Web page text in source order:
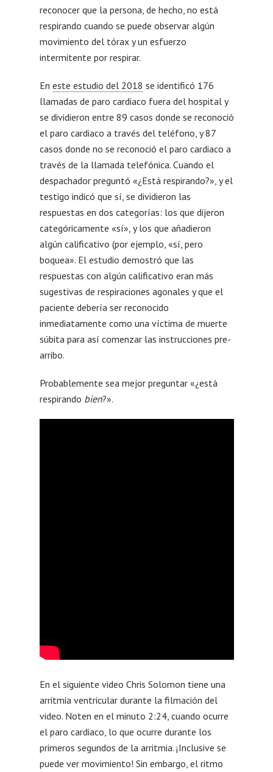
reconocer que la persona, de hecho, no está
respirando cuando se puede observar algún
movimiento del tórax y un esfuerzo
intermitente por respirar.
En este estudio del 2018 se identificó 176
llamadas de paro cardiaco fuera del hospital y
se dividieron entre 89 casos donde se reconoció
el paro cardiaco a través del teléfono, y 87
casos donde no se reconoció el paro cardiaco a
través de la llamada telefónica. Cuando el
despachador preguntó «¿Está respirando?», y el
testigo indicó que sí, se dividieron las
respuestas en dos categorías: los que dijeron
categóricamente «sí», y los que añadieron
algún calificativo (por ejemplo, «sí, pero
boquea». El estudio demostró que las
respuestas con algún calificativo eran más
sugestivas de respiraciones agonales y que el
paciente debería ser reconocido
inmediatamente como una víctima de muerte
súbita para así comenzar las instrucciones pre-
arribo.
Probablemente sea mejor preguntar «¿está
respirando bien?».
En el siguiente video Chris Solomon tiene una
arritmia ventricular durante la filmación del
video. Noten en el minuto 2:24, cuando ocurre
el paro cardiaco, lo que ocurre durante los
primeros segundos de la arritmia. ¡Inclusive se
puede ver movimiento! Sin embargo, el ritmo